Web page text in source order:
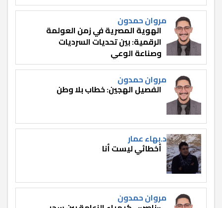
مروان حمدون
الهوية المصرية في زمن العولمة
الرقمية: بين تحديات السرديات
وصناعة الوعي
مروان حمدون
الفصيل الهجين: خطاب بلا وطن
د.بهاء عمار
أخطائي ليست أنا
مروان حمدون